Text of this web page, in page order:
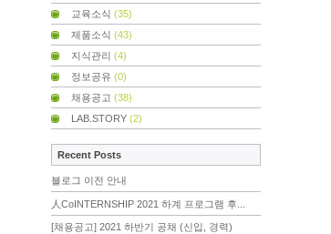
교육소식 (35)
제품소식 (43)
지식관리 (4)
정보공유 (0)
채용공고 (38)
LAB.STORY (2)
Recent Posts
블로그 이전 안내
人CoINTERNSHIP 2021 하계 프로그램 후...
[채용공고] 2021 하반기 공채 (신입, 경력)